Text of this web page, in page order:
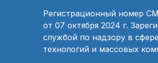
Регистрационный номер
от 07 октября 2024 г.
службой по надзору в
технологий и массовых